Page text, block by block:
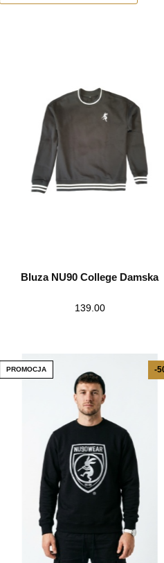
Bluza NU90 College Damska
139.00
PROMOCJA -